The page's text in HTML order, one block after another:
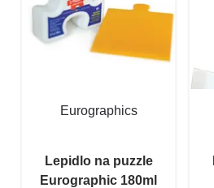
Eurographics
Lepidlo na puzzle
Eurographic 180ml